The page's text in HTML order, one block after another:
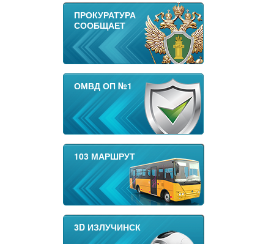
ПРОКУРАТУРА
СООБЩАЕТ
ОМВД ОП №1
103 МАРШРУТ
3D ИЗЛУЧИНСК